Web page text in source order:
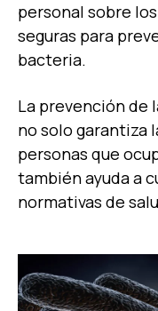
personal sobre
seguras para
bacteria.
La prevención de
no solo garantiza
personas que
también ayuda a
normativas de